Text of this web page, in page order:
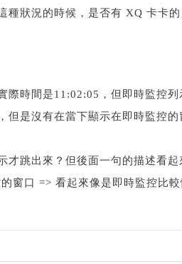
種狀況的時候，是否有 XQ 卡卡
際時間是11:02:05，但即時監控
但是沒有在當下顯示在即時監控的
才跳出來？但後面一句的描述看起
窗口 => 看起來像是即時監控比